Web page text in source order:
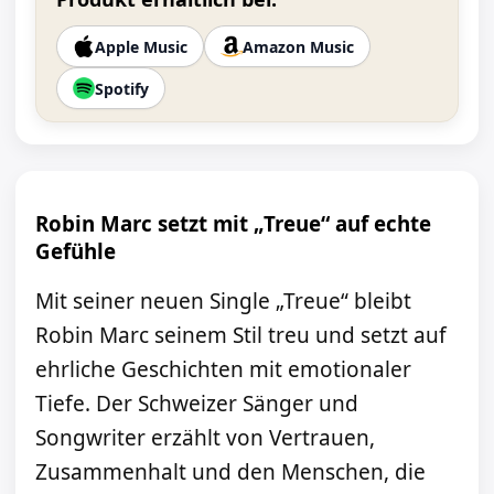
Apple Music
Amazon Music
Spotify
Robin Marc setzt mit „Treue“ auf echte
Gefühle
Mit seiner neuen Single „Treue“ bleibt
Robin Marc seinem Stil treu und setzt auf
ehrliche Geschichten mit emotionaler
Tiefe. Der Schweizer Sänger und
Songwriter erzählt von Vertrauen,
Zusammenhalt und den Menschen, die